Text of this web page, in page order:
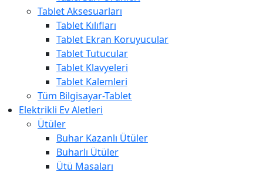
Tablet Aksesuarları
Tablet Kılıfları
Tablet Ekran Koruyucular
Tablet Tutucular
Tablet Klavyeleri
Tablet Kalemleri
Tüm Bilgisayar-Tablet
Elektrikli Ev Aletleri
Ütüler
Buhar Kazanlı Ütüler
Buharlı Ütüler
Ütü Masaları